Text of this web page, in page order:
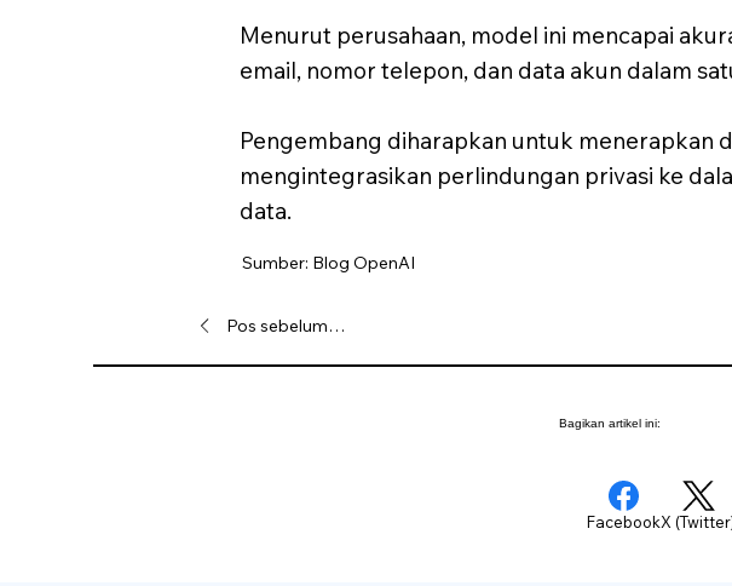
Menurut perusahaan, model ini mencapai
email, nomor telepon, dan data akun dalam
Pengembang diharapkan untuk menerapkan
mengintegrasikan perlindungan privasi ke
data.
Sumber: Blog OpenAI
Pos sebelumnya
Bagikan artikel ini:
FacebookX